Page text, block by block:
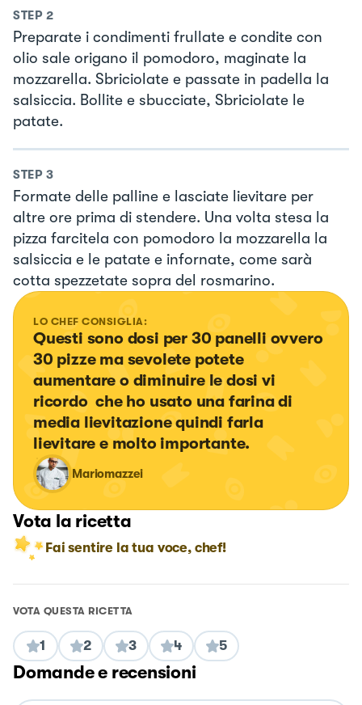
STEP 2
Preparate i condimenti frullate e condite con
olio sale origano il pomodoro, maginate la
mozzarella. Sbriciolate e passate in padella la
salsiccia. Bollite e sbucciate, Sbriciolate le
patate.
STEP 3
Formate delle palline e lasciate lievitare per
altre ore prima di stendere. Una volta stesa la
pizza farcitela con pomodoro la mozzarella la
salsiccia e le patate e infornate, come sarà
cotta spezzetate sopra del rosmarino.
LO CHEF CONSIGLIA:
Questi sono dosi per 30 panelli ovvero
30 pizze ma sevolete potete
aumentare o diminuire le dosi vi
ricordo  che ho usato una farina di
media lievitazione quindi farla
lievitare e molto importante.
Mariomazzei
Vota la ricetta
Fai sentire la tua voce, chef!
VOTA QUESTA RICETTA
1 2 3 4 5
Domande e recensioni